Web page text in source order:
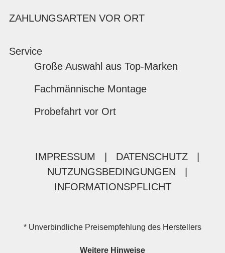
ZAHLUNGSARTEN VOR ORT
Service
Große Auswahl aus Top-Marken
Fachmännische Montage
Probefahrt vor Ort
IMPRESSUM DATENSCHUTZ
NUTZUNGSBEDINGUNGEN
INFORMATIONSPFLICHT
* Unverbindliche Preisempfehlung des Herstellers
Weitere Hinweise